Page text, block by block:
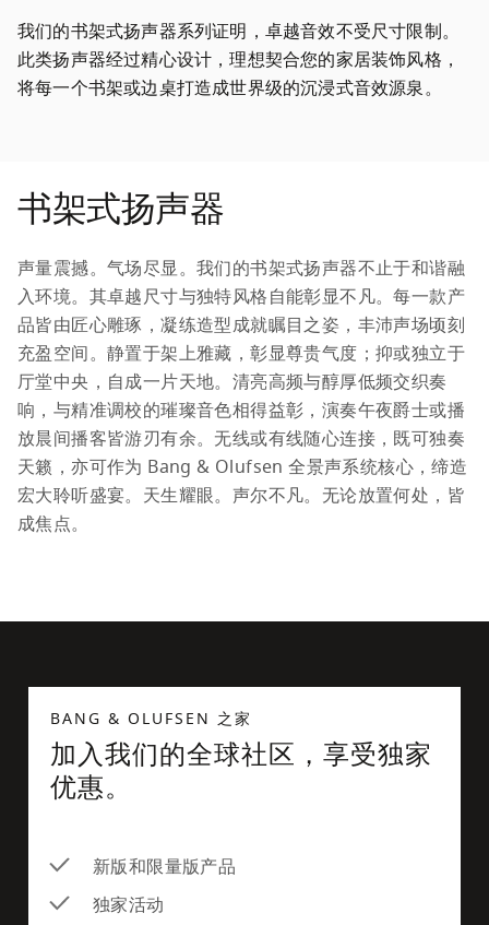
我们的书架式扬声器系列证明，卓越音效不受尺寸限制。
此类扬声器经过精心设计，理想契合您的家居装饰风格，
将每一个书架或边桌打造成世界级的沉浸式音效源泉。
书架式扬声器
声量震撼。气场尽显。我们的书架式扬声器不止于和谐融
入环境。其卓越尺寸与独特风格自能彰显不凡。每一款产
品皆由匠心雕琢，凝练造型成就瞩目之姿，丰沛声场顷刻
充盈空间。静置于架上雅藏，彰显尊贵气度；抑或独立于
厅堂中央，自成一片天地。清亮高频与醇厚低频交织奏
响，与精准调校的璀璨音色相得益彰，演奏午夜爵士或播
放晨间播客皆游刃有余。无线或有线随心连接，既可独奏
天籁，亦可作为 Bang & Olufsen 全景声系统核心，缔造
宏大聆听盛宴。天生耀眼。声尔不凡。无论放置何处，皆
成焦点。
BANG & OLUFSEN 之家
加入我们的全球社区，享受独家
优惠。
新版和限量版产品
独家活动